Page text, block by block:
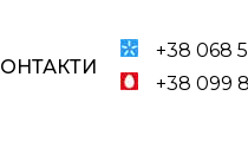
+38 068
+38 099